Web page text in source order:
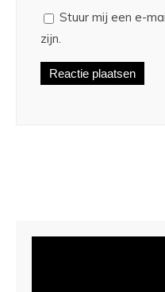
Stuur mij een e-
zijn.